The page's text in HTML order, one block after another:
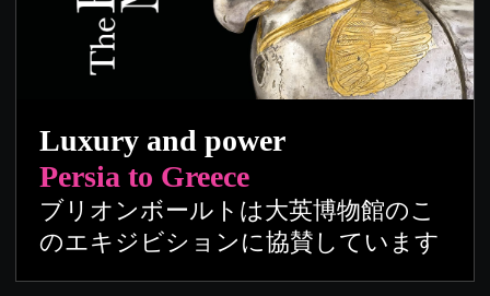
Luxury and power
Persia to Greece
ブリオンボールトは大英博物館のこ
のエキジビションに協賛しています